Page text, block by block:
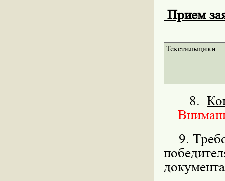
Прием
Текстильщики
8.
9.